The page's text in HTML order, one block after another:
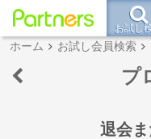
お試し
ホーム お試し会員検索
プ
退会